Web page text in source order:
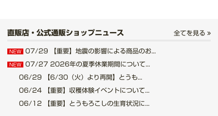
直販店・公式通販ショップニュース 全てを見る
NEW 07/29 【重要】地震の影響による商品のお...
NEW 07/27 2026年の夏季休業期間について...
06/29 【6/30（火）より再開】とうも...
06/24 【重要】収穫体験イベントについて...
06/12 【重要】とうもろこしの生育状況に...